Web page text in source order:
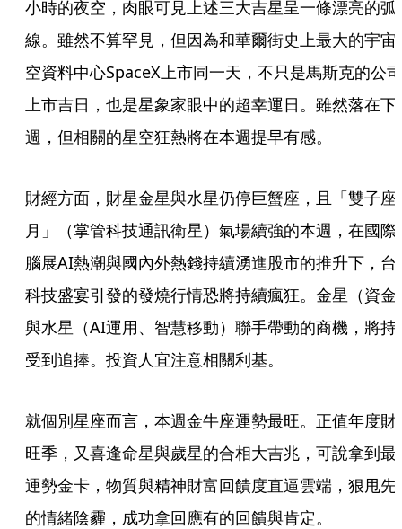
小時的夜空，肉眼可見上述三大吉星呈一條漂亮的弧
線。雖然不算罕見，但因為和華爾街史上最大的宇宙
空資料中心SpaceX上市同一天，不只是馬斯克的公司
上市吉日，也是星象家眼中的超幸運日。雖然落在下
週，但相關的星空狂熱將在本週提早有感。
財經方面，財星金星與水星仍停巨蟹座，且「雙子座
月」（掌管科技通訊衛星）氣場續強的本週，在國際
腦展AI熱潮與國內外熱錢持續湧進股市的推升下，台
科技盛宴引發的發燒行情恐將持續瘋狂。金星（資金
與水星（AI運用、智慧移動）聯手帶動的商機，將持
受到追捧。投資人宜注意相關利基。
就個別星座而言，本週金牛座運勢最旺。正值年度財
旺季，又喜逢命星與歲星的合相大吉兆，可說拿到最
運勢金卡，物質與精神財富回饋度直逼雲端，狠甩先
的情緒陰霾，成功拿回應有的回饋與肯定。